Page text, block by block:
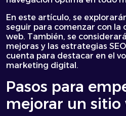
En este artículo, se
seguir para comenzar con la
web. También, se
mejoras y las estrategias
cuenta para destacar en el
marketing digital.
Pasos para
mejorar un sitio